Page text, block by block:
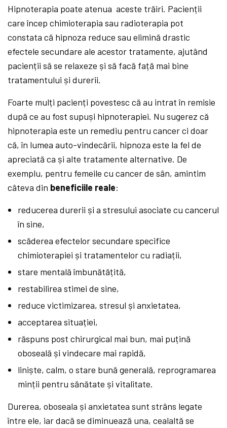
Hipnoterapia poate atenua aceste trăiri. Pacienții
care încep chimioterapia sau radioterapia pot
constata că hipnoza reduce sau elimină drastic
efectele secundare ale acestor tratamente, ajutând
pacienții să se relaxeze și să facă față mai bine
tratamentului și durerii.
Foarte mulți pacienți povestesc că au intrat în remisie
după ce au fost supuși hipnoterapiei. Nu sugerez că
hipnoterapia este un remediu pentru cancer ci doar
că, în lumea auto-vindecării, hipnoza este la fel de
apreciată ca și alte tratamente alternative. De
exemplu, pentru femeile cu cancer de sân, amintim
câteva din beneficiile reale:
reducerea durerii și a stresului asociate cu cancerul
în sine,
scăderea efectelor secundare specifice
chimioterapiei și tratamentelor cu radiații,
stare mentală îmbunătățită,
restabilirea stimei de sine,
reduce victimizarea, stresul și anxietatea,
acceptarea situației,
răspuns post chirurgical mai bun, mai puțină
oboseală și vindecare mai rapidă,
liniște, calm, o stare bună generală, reprogramarea
minții pentru sănătate și vitalitate.
Durerea, oboseala și anxietatea sunt strâns legate
între ele, iar dacă se diminuează una, cealaltă se